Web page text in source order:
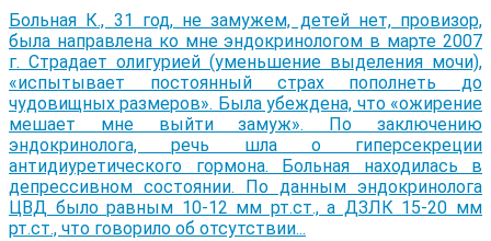
Больная К., 31 год, не замужем, детей нет, провизор,
была направлена ко мне эндокринологом в марте 2007
г. Страдает олигурией (уменьшение выделения мочи),
«испытывает постоянный страх пополнеть до
чудовищных размеров». Была убеждена, что «ожирение
мешает мне выйти замуж». По заключению
эндокринолога, речь шла о гиперсекреции
антидиуретического гормона. Больная находилась в
депрессивном состоянии. По данным эндокринолога
ЦВД было равным 10-12 мм рт.ст., а ДЗЛК 15-20 мм
рт.ст., что говорило об отсутствии...